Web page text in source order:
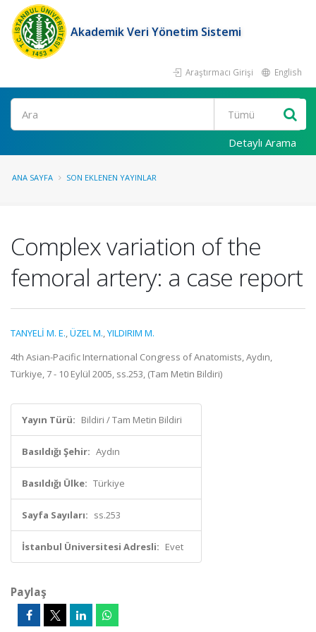
Akademik Veri Yönetim Sistemi
Araştırmacı Girişi English
Ara
Detaylı Arama
ANA SAYFA SON EKLENEN YAYINLAR
Complex variation of the
femoral artery: a case report
TANYELİ M. E.,ÜZEL M.,YILDIRIM M.
4th Asian-Pacific International Congress of Anatomists, Aydın,
Türkiye, 7 - 10 Eylül 2005, ss.253, (Tam Metin Bildiri)
Yayın Türü: Bildiri / Tam Metin Bildiri
Basıldığı Şehir: Aydın
Basıldığı Ülke: Türkiye
Sayfa Sayıları: ss.253
İstanbul Üniversitesi Adresli: Evet
Paylaş